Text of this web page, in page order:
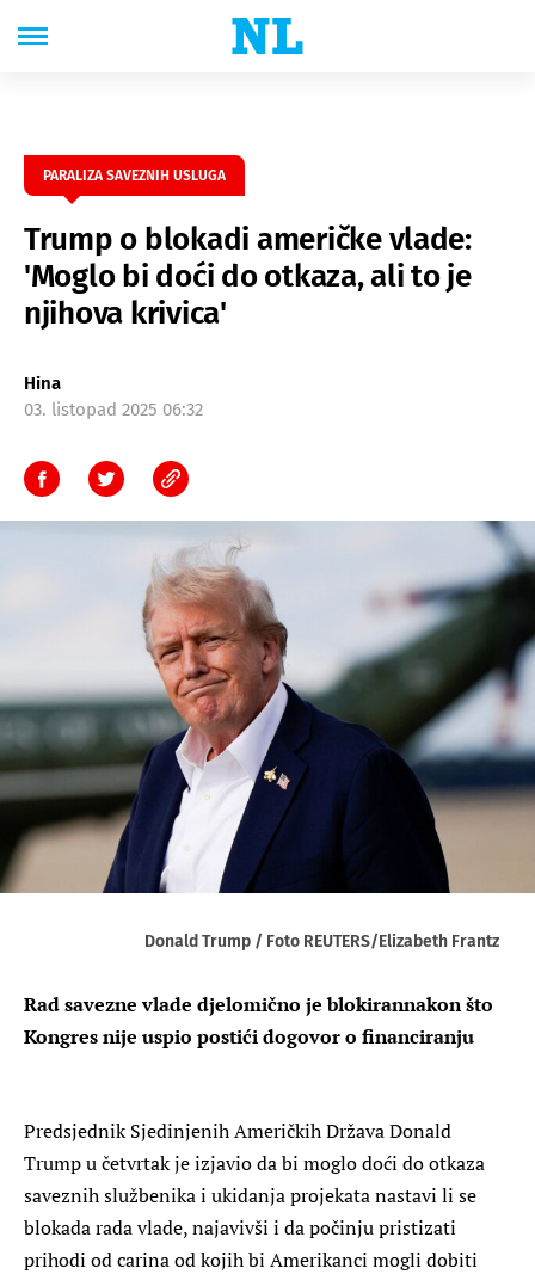
PARALIZA SAVEZNIH USLUGA
Trump o blokadi američke vlade:
'Moglo bi doći do otkaza, ali to je
njihova krivica'
Hina
03. listopad 2025 06:32
Donald Trump / Foto REUTERS/Elizabeth Frantz
Rad savezne vlade djelomično je blokirannakon što
Kongres nije uspio postići dogovor o financiranju
Predsjednik Sjedinjenih Američkih Država Donald
Trump u četvrtak je izjavio da bi moglo doći do otkaza
saveznih službenika i ukidanja projekata nastavi li se
blokada rada vlade, najavivši i da počinju pristizati
prihodi od carina od kojih bi Amerikanci mogli dobiti